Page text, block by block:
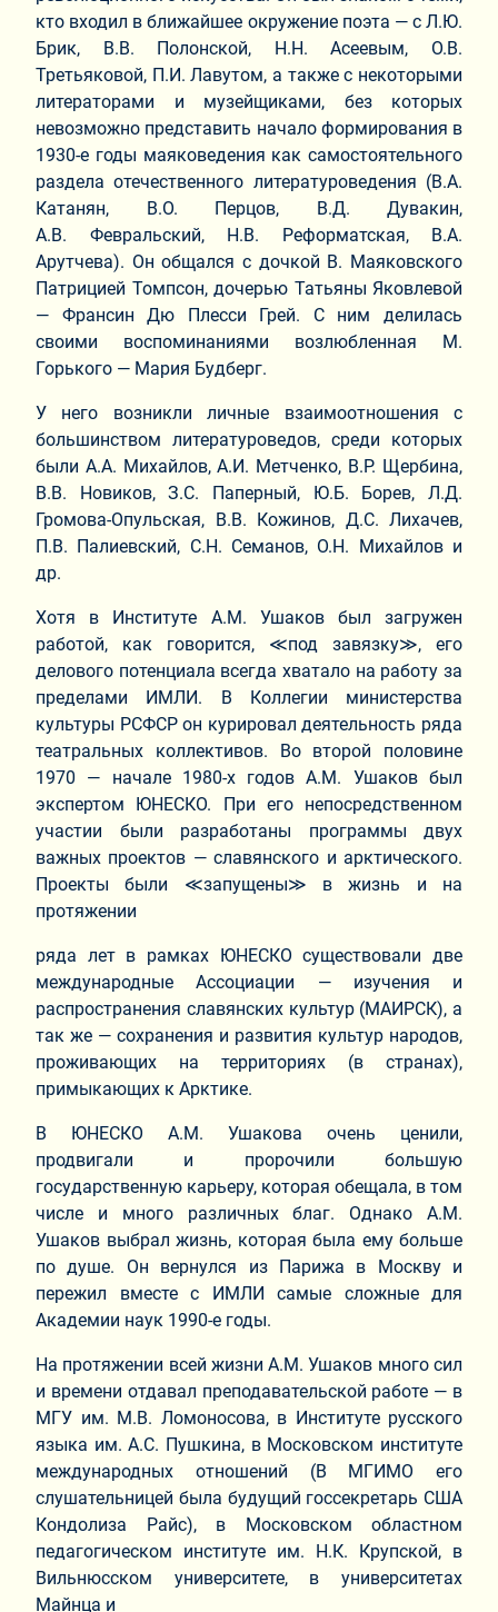
кто входил в ближайшее окружение поэта — с Л.Ю.
Брик, В.В. Полонской, Н.Н. Асеевым, О.В.
Третьяковой, П.И. Лавутом, а также с некоторыми
литераторами и музейщиками, без которых
невозможно представить начало формирования в
1930-е годы маяковедения как самостоятельного
раздела отечественного литературоведения (В.А.
Катанян, В.О. Перцов, В.Д. Дувакин,
А.В. Февральский, Н.В. Реформатская, В.А.
Арутчева). Он общался с дочкой В. Маяковского
Патрицией Томпсон, дочерью Татьяны Яковлевой
— Франсин Дю Плесси Грей. С ним делилась
своими воспоминаниями возлюбленная М.
Горького — Мария Будберг.
У него возникли личные взаимоотношения с
большинством литературоведов, среди которых
были А.А. Михайлов, А.И. Метченко, В.Р. Щербина,
В.В. Новиков, З.С. Паперный, Ю.Б. Борев, Л.Д.
Громова-Опульская, В.В. Кожинов, Д.С. Лихачев,
П.В. Палиевский, С.Н. Семанов, О.Н. Михайлов и
др.
Хотя в Институте А.М. Ушаков был загружен
работой, как говорится, ≪под завязку≫, его
делового потенциала всегда хватало на работу за
пределами ИМЛИ. В Коллегии министерства
культуры РСФСР он курировал деятельность ряда
театральных коллективов. Во второй половине
1970 — начале 1980-х годов А.М. Ушаков был
экспертом ЮНЕСКО. При его непосредственном
участии были разработаны программы двух
важных проектов — славянского и арктического.
Проекты были ≪запущены≫ в жизнь и на
протяжении
ряда лет в рамках ЮНЕСКО существовали две
международные Ассоциации — изучения и
распространения славянских культур (МАИРСК), а
так же — сохранения и развития культур народов,
проживающих на территориях (в странах),
примыкающих к Арктике.
В ЮНЕСКО А.М. Ушакова очень ценили,
продвигали и пророчили большую
государственную карьеру, которая обещала, в том
числе и много различных благ. Однако А.М.
Ушаков выбрал жизнь, которая была ему больше
по душе. Он вернулся из Парижа в Москву и
пережил вместе с ИМЛИ самые сложные для
Академии наук 1990-е годы.
На протяжении всей жизни А.М. Ушаков много сил
и времени отдавал преподавательской работе — в
МГУ им. М.В. Ломоносова, в Институте русского
языка им. А.С. Пушкина, в Московском институте
международных отношений (В МГИМО его
слушательницей была будущий госсекретарь США
Кондолиза Райс), в Московском областном
педагогическом институте им. Н.К. Крупской, в
Вильнюсском университете, в университетах
Майнца и